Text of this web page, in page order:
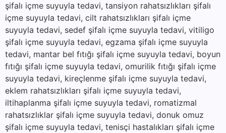
şifalı içme suyuyla tedavi, tansiyon rahatsızlıkları şifalı
içme suyuyla tedavi, cilt rahatsızlıkları şifalı içme
suyuyla tedavi, sedef şifalı içme suyuyla tedavi, vitiligo
şifalı içme suyuyla tedavi, egzama şifalı içme suyuyla
tedavi, mantar bel fıtığı şifalı içme suyuyla tedavi, boyun
fıtığı şifalı içme suyuyla tedavi, omurilik fıtığı şifalı içme
suyuyla tedavi, kireçlenme şifalı içme suyuyla tedavi,
eklem rahatsızlıkları şifalı içme suyuyla tedavi,
iltihaplanma şifalı içme suyuyla tedavi, romatizmal
rahatsızlıklar şifalı içme suyuyla tedavi, donuk omuz
şifalı içme suyuyla tedavi, tenisçi hastalıkları şifalı içme